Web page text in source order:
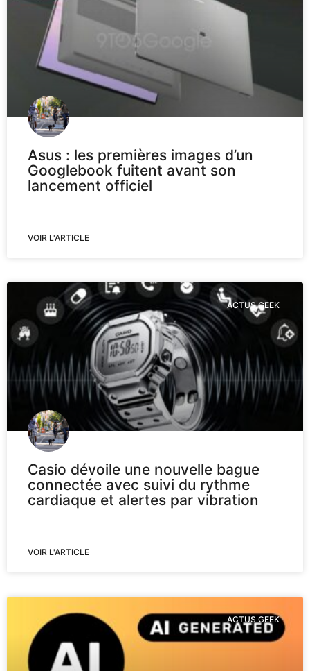
Asus : les premières images d’un
Googlebook fuitent avant son
lancement officiel
VOIR L'ARTICLE
ACTUS GEEK
Casio dévoile une nouvelle bague
connectée avec suivi du rythme
cardiaque et alertes par vibration
VOIR L'ARTICLE
ACTUS GEEK